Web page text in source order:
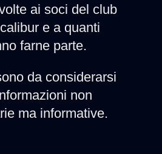
ai soci del club
e a quanti
farne parte.
da considerarsi
non
ma informative.